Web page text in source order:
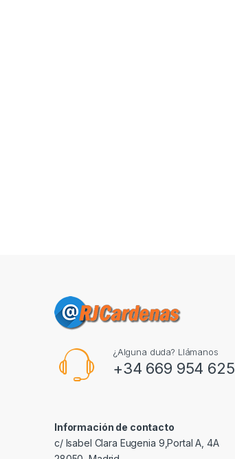
¿Alguna duda? Llámanos
+34 669 954 625
Información de contacto
c/ Isabel Clara Eugenia 9,Portal A, 4A